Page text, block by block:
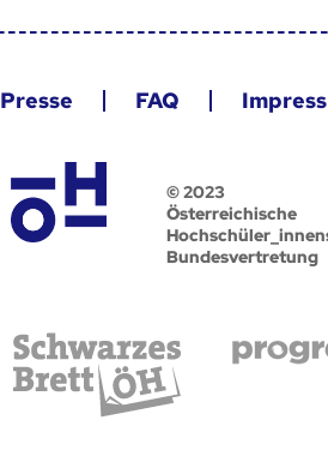
Presse FAQ
© 2023
Österreichische
Bundesvertretung